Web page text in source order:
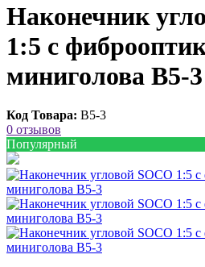
Наконечник
1:5 с
миниголова B5-3
Код Товара: B5-3
0 отзывов
Популярный